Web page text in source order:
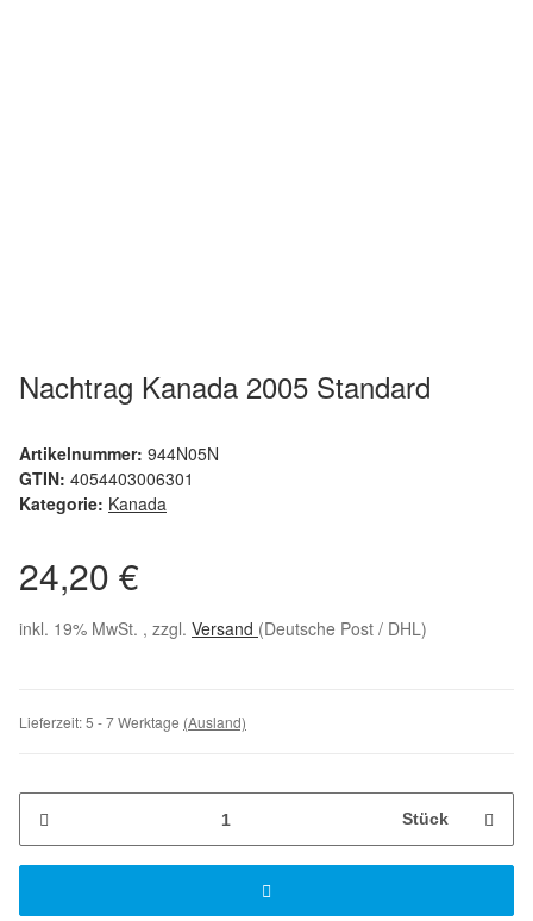
Nachtrag Kanada 2005 Standard
Artikelnummer: 944N05N
GTIN: 4054403006301
Kategorie: Kanada
24,20 €
inkl. 19% MwSt. , zzgl. Versand (Deutsche Post / DHL)
Lieferzeit:5 - 7 Werktage (Ausland)
Stück